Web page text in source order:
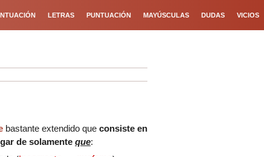
LETRAS PUNTUACIÓN MAYÚSCULAS DUDAS VICIOS
bastante extendido que consiste en
de solamente que: